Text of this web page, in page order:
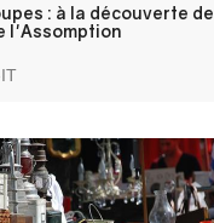
: à la découverte
l'Assomption
dans les fortifications.
trésors. Exposants :